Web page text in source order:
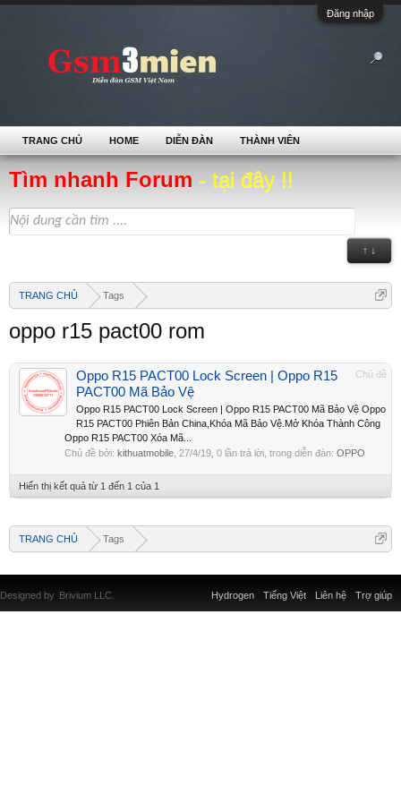
Đăng nhập
Tìm nhanh Forum - tại đây !!
↑ ↓
TRANG CHỦ Tags
oppo r15 pact00 rom
Chủ đề
Oppo R15 PACT00 Lock Screen | Oppo R15
PACT00 Mã Bảo Vệ
Oppo R15 PACT00 Lock Screen | Oppo R15 PACT00 Mã Bảo Vệ Oppo
R15 PACT00 Phiên Bản China,Khóa Mã Bảo Vệ.Mở Khóa Thành Công
Oppo R15 PACT00 Xóa Mã...
Chủ đề bởi: kithuatmobile 27/4/19 , 0 lần trả lời, trong diễn đàn: OPPO
Hiển thị kết quả từ 1 đến 1 của 1
TRANG CHỦ Tags
TRANG CHỦ HOME DIỄN ĐÀN THÀNH VIÊN
Liên hệ Trợ giúp
Hydrogen Tiếng Việt
Designed by Brivium LLC.